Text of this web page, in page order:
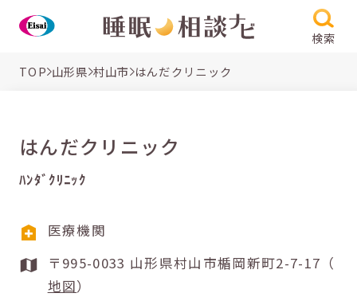
検索
TOP 山形県 村山市 はんだクリニック
はんだクリニック
ﾊﾝﾀﾞｸﾘﾆｯｸ
医療機関
〒995-0033 山形県村山市楯岡新町2-7-17（
地図）